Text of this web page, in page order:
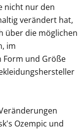
nicht nur den
verändert hat,
über die möglichen
im
Form und Größe
Ozempic und